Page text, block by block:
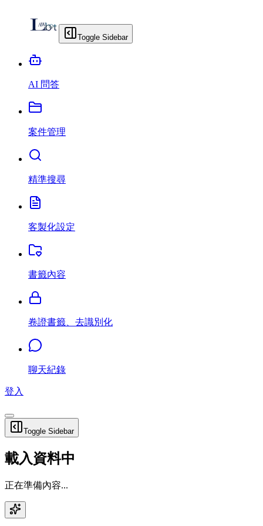
Toggle Sidebar
AI 問答
案件管理
精準搜尋
客製化設定
書籤內容
卷證書籤、去識別化
聊天紀錄
登入
Toggle Sidebar
載入資料中
正在準備內容...